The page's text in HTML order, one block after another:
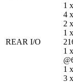
REAR I/O
1
4
2
1
1
1
3